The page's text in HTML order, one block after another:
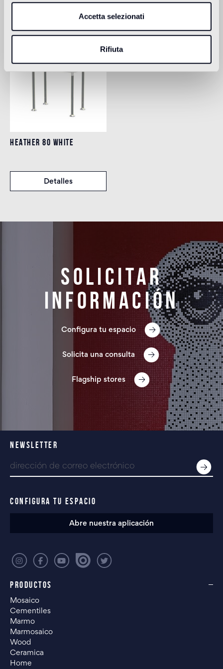
Accetta selezionati
Rifiuta
Prodotti Correlati
HEATHER 80 WHITE
Detalles
Solicitar
información
Configura tu espacio
Solicita una consulta
Flagship stores
PRODUCTOS
Mosaico
Cementiles
Marmo
Marmosaico
Wood
Ceramica
Home
NEWSLETTER
CONFIGURA TU ESPACIO
Abre nuestra aplicación